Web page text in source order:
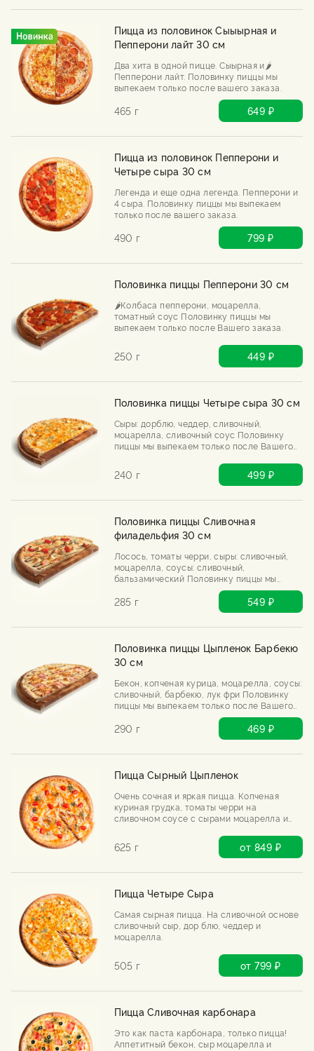
Пицца из половинок Сыыырная и
Пепперони лайт 30 см
Два хита в одной пицце. Сыырная и🌶️
Пепперони лайт. Половинку пиццы мы
выпекаем только после вашего заказа.
465 г 649 ₽
Пицца из половинок Пепперони и
Четыре сыра 30 см
Легенда и еще одна легенда. Пепперони и
4 сыра. Половинку пиццы мы выпекаем
только после вашего заказа.
490 г 799 ₽
Половинка пиццы Пепперони 30 см
🌶️Колбаса пепперони, моцарелла,
томатный соус Половинку пиццы мы
выпекаем только после Вашего заказа.
250 г 449 ₽
Половинка пиццы Четыре сыра 30 см
Сыры: дорблю, чеддер, сливочный,
моцарелла, сливочный соус Половинку
пиццы мы выпекаем только после Вашего
240 г 499 ₽
Половинка пиццы Сливочная
филадельфия 30 см
Лосось, томаты черри, сыры: сливочный,
моцарелла, соусы: сливочный,
бальзамический Половинку пиццы мы
выпекаем только после Вашего заказа.
285 г 549 ₽
Половинка пиццы Цыпленок Барбекю
30 см
Бекон, копченая курица, моцарелла, соусы:
сливочный, барбекю, лук фри Половинку
пиццы мы выпекаем только после Вашего
290 г 469 ₽
Пицца Сырный Цыпленок
Очень сочная и яркая пицца. Копченая
куриная грудка, томаты черри на
сливочном соусе с сырами моцарелла и
625 г от 849 ₽
Пицца Четыре Сыра
Самая сырная пицца. На сливочной основе
сливочный сыр, дор блю, чеддер и
моцарелла.
505 г от 799 ₽
Пицца Сливочная карбонара
Это как паста карбонара, только пицца!
Аппетитный бекон, сыр моцарелла и